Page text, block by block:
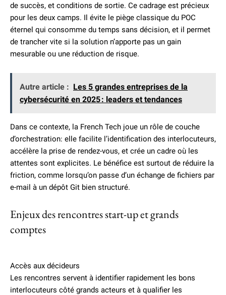
de succès, et conditions de sortie. Ce cadrage est précieux
pour les deux camps. Il évite le piège classique du POC
éternel qui consomme du temps sans décision, et il permet
de trancher vite si la solution n’apporte pas un gain
mesurable ou une réduction de risque.
Autre article : Les 5 grandes entreprises de la
cybersécurité en 2025 : leaders et tendances
Dans ce contexte, la French Tech joue un rôle de couche
d’orchestration: elle facilite l’identification des interlocuteurs,
accélère la prise de rendez-vous, et crée un cadre où les
attentes sont explicites. Le bénéfice est surtout de réduire la
friction, comme lorsqu’on passe d’un échange de fichiers par
e-mail à un dépôt Git bien structuré.
Enjeux des rencontres start-up et grands
comptes
Accès aux décideurs
Les rencontres servent à identifier rapidement les bons
interlocuteurs côté grands acteurs et à qualifier les